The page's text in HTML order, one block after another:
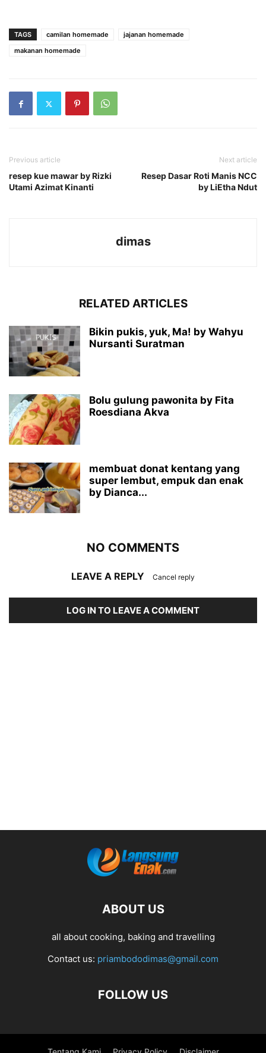
TAGS camilan homemade
jajanan homemade
makanan homemade
Previous article
resep kue mawar by Rizki
Utami Azimat Kinanti
Next article
Resep Dasar Roti Manis NCC
by LiEtha Ndut
dimas
RELATED ARTICLES
Bikin pukis, yuk, Ma! by Wahyu
Nursanti Suratman
Bolu gulung pawonita by Fita
Roesdiana Akva
membuat donat kentang yang
super lembut, empuk dan enak
by Dianca...
NO COMMENTS
LEAVE A REPLY Cancel reply
LOG IN TO LEAVE A COMMENT
ABOUT US
all about cooking, baking and travelling
Contact us: priambododimas@gmail.com
FOLLOW US